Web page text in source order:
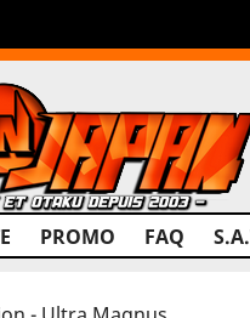
PROMO FAQ